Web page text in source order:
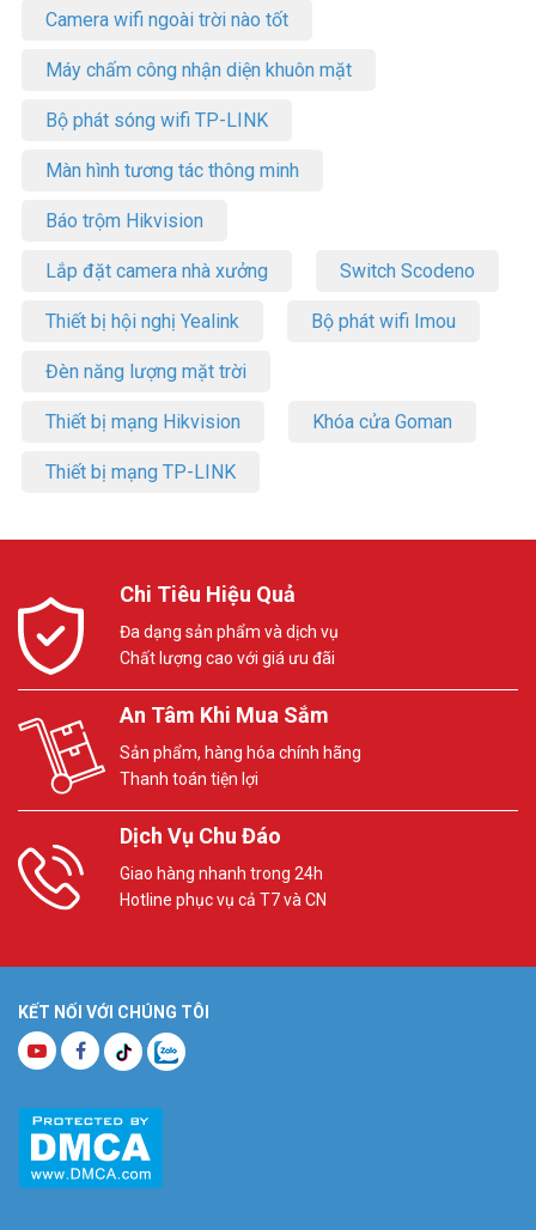
Camera wifi ngoài trời nào tốt
Máy chấm công nhận diện khuôn mặt
Bộ phát sóng wifi TP-LINK
Màn hình tương tác thông minh
Báo trộm Hikvision
Lắp đặt camera nhà xưởng Switch Scodeno
Thiết bị hội nghị Yealink Bộ phát wifi Imou
Đèn năng lượng mặt trời
Thiết bị mạng Hikvision Khóa cửa Goman
Thiết bị mạng TP-LINK
Chi Tiêu Hiệu Quả
Đa dạng sản phẩm và dịch vụ
Chất lượng cao với giá ưu đãi
An Tâm Khi Mua Sắm
Sản phẩm, hàng hóa chính hãng
Thanh toán tiện lợi
Dịch Vụ Chu Đáo
Giao hàng nhanh trong 24h
Hotline phục vụ cả T7 và CN
KẾT NỐI VỚI CHÚNG TÔI